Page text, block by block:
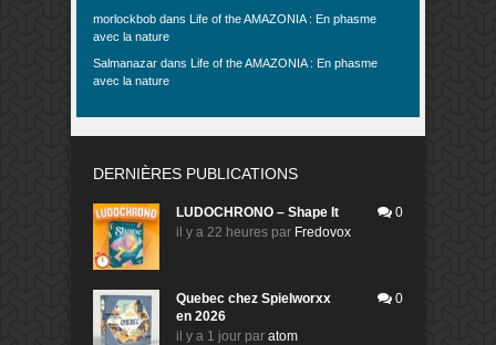
morlockbob dans Life of the AMAZONIA : En phasme
avec la nature
Salmanazar dans Life of the AMAZONIA : En phasme
avec la nature
DERNIÈRES PUBLICATIONS
LUDOCHRONO – Shape It
il y a 22 heures par Fredovox
0
Quebec chez Spielworxx
en 2026
il y a 1 jour par atom
0